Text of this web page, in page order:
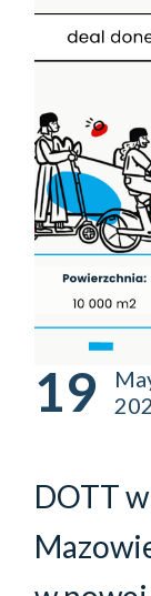
19
DOTT